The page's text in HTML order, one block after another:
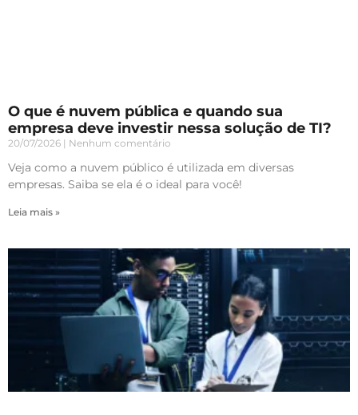
O que é nuvem pública e quando sua
empresa deve investir nessa solução de TI?
20/07/2026 Nenhum comentário
Veja como a nuvem público é utilizada em diversas
empresas. Saiba se ela é o ideal para você!
Leia mais »